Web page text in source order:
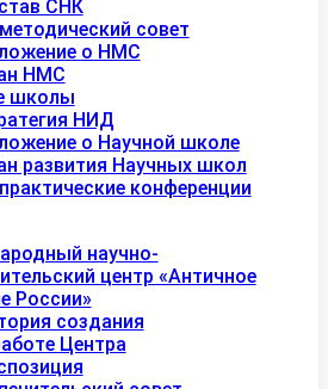
СНК
совет
о НМС
НМС
школы
НИД
о Научной школе
развития Научных школ
конференции
научно-
центр «Античное
России»
создания
Центра